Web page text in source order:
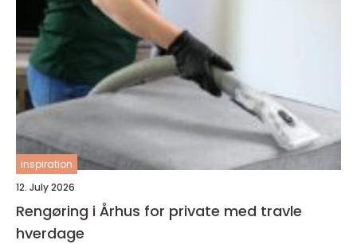
inspiration
12. July 2026
Rengøring i Århus for private med travle
hverdage